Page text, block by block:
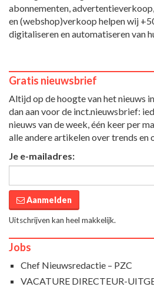
abonnementen,
en (webshop)verkoop helpen wij
digitaliseren en automatiseren van
Gratis nieuwsbrief
Altijd op de hoogte van het nieuws
dan aan voor de inct.nieuwsbrief:
nieuws van de week, één keer per
alle andere artikelen over trends en
Je e-mailadres:
Aanmelden
Uitschrijven kan heel makkelijk.
Jobs
Chef Nieuwsredactie – PZC
VACATURE DIRECTEUR-